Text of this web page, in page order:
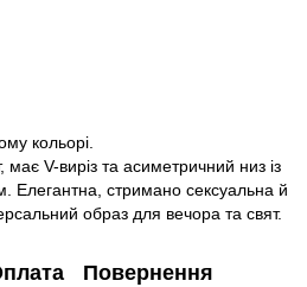
кольорі.
V-виріз та асиметричний низ із
Елегантна, стримано сексуальна й
образ для вечора та свят.
Повернення